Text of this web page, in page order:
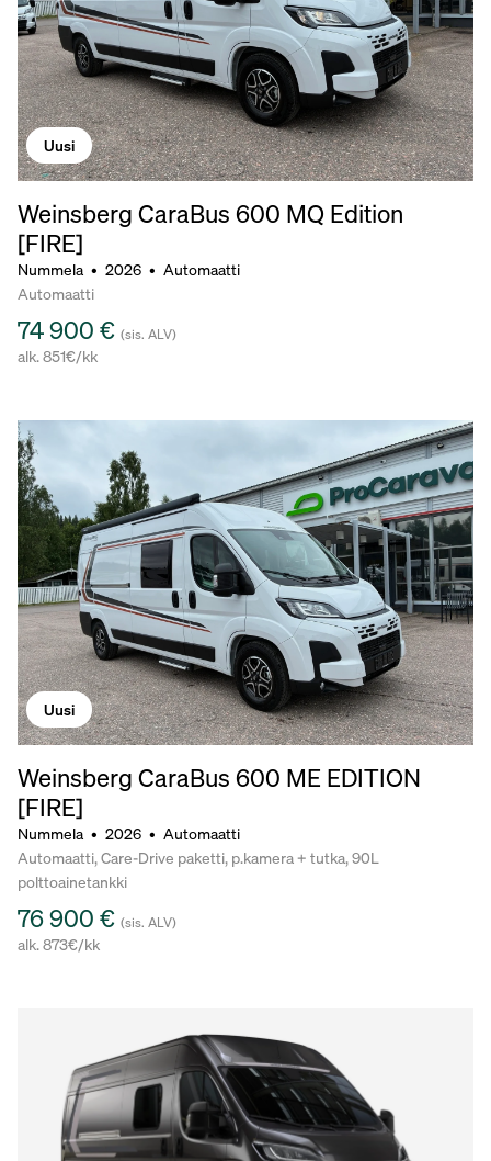
Uusi
Weinsberg CaraBus 600 MQ Edition
[FIRE]
Nummela • 2026 • Automaatti
Automaatti
74 900 € (sis. ALV)
alk. 851€/kk
Uusi
Weinsberg CaraBus 600 ME EDITION
[FIRE]
Nummela • 2026 • Automaatti
Automaatti, Care-Drive paketti, p.kamera + tutka, 90L
polttoainetankki
76 900 € (sis. ALV)
alk. 873€/kk